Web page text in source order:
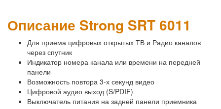
Описание Strong SRT 6011
Для приема цифровых открытых ТВ и Радио каналов
через спутник
Индикатор номера канала или времени на передней
панели
Возможность повтора 3-х секунд видео
Цифровой аудио выход (S/PDIF)
Выключатель питания на задней панели приемника